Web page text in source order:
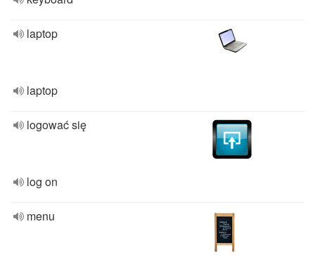
laptop
laptop
logować się
log on
menu